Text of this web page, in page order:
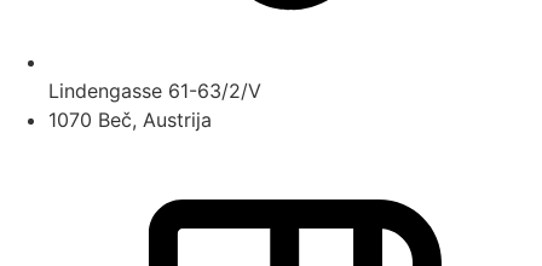
Lindengasse 61-63/2/V
1070 Beč, Austrija